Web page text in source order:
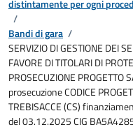
distintamente per ogni
/
Bandi di gara /
SERVIZIO DI GESTIONE DEI
FAVORE DI TITOLARI DI
PROSECUZIONE
prosecuzione CODICE
TREBISACCE (CS)
del 03.12.2025 CIG